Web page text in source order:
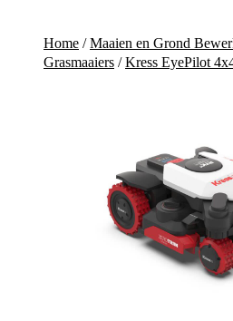
Home /Maaien en Grond
Grasmaaiers /Kress EyePilot